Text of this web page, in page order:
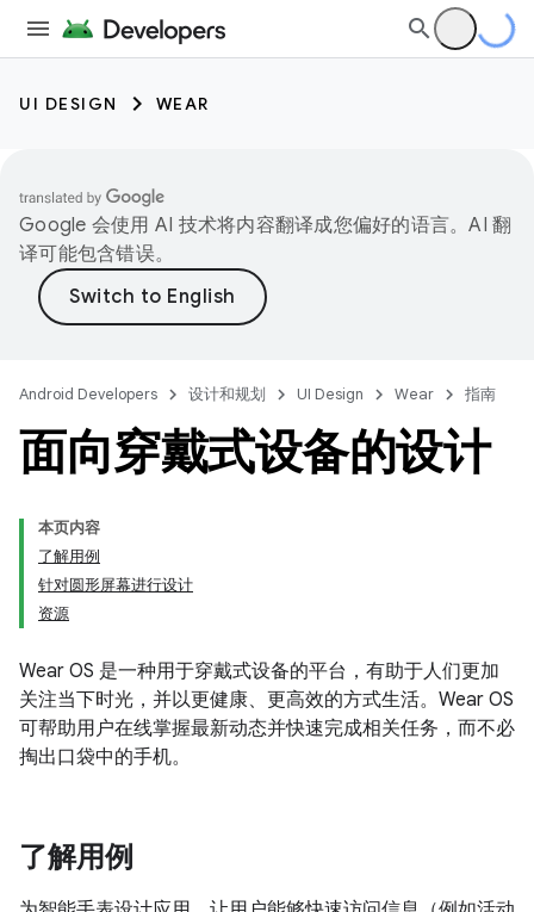
UI DESIGN WEAR
Google 会使用 AI 技术将内容翻译成您偏好的语言。AI 翻
译可能包含错误。
Android Developers 设计和规划 UI Design Wear 指南
面向穿戴式设备的设计
本页内容
了解用例
针对圆形屏幕进行设计
资源
Wear OS 是一种用于穿戴式设备的平台，有助于人们更加
关注当下时光，并以更健康、更高效的方式生活。Wear OS
可帮助用户在线掌握最新动态并快速完成相关任务，而不必
掏出口袋中的手机。
了解用例